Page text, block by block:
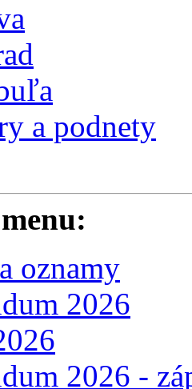
a podnety
oznamy
2026
2026 -